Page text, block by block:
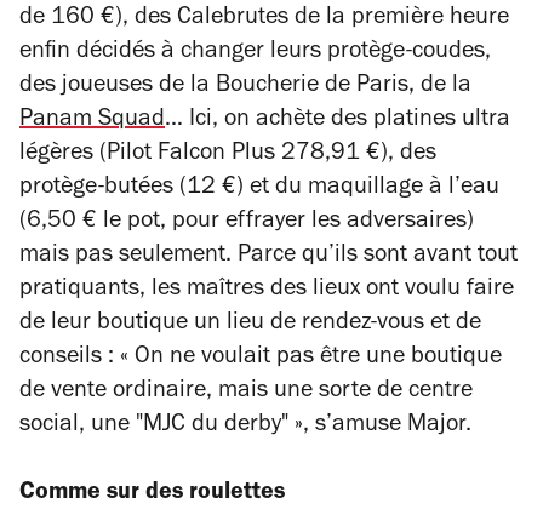
de 160 €), des Calebrutes de la première heure
enfin décidés à changer leurs protège-coudes,
des joueuses de la Boucherie de Paris, de la
Panam Squad… Ici, on achète des platines ultra
légères (Pilot Falcon Plus 278,91 €), des
protège-butées (12 €) et du maquillage à l’eau
(6,50 € le pot, pour effrayer les adversaires)
mais pas seulement. Parce qu’ils sont avant tout
pratiquants, les maîtres des lieux ont voulu faire
de leur boutique un lieu de rendez-vous et de
conseils : « On ne voulait pas être une boutique
de vente ordinaire, mais une sorte de centre
social, une "MJC du derby" », s’amuse Major.
Comme sur des roulettes